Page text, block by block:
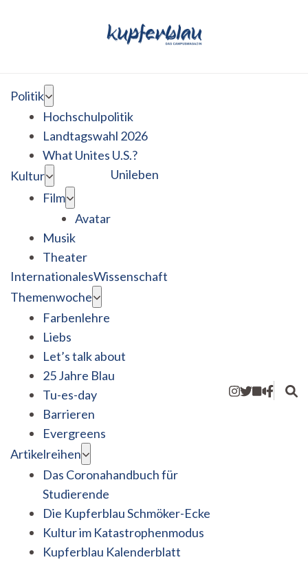
Politik
Hochschulpolitik
Landtagswahl 2026
What Unites U.S.?
Kultur
Film
Avatar
Musik
Theater
Unileben
InternationalesWissenschaft
Themenwoche
Farbenlehre
Liebs
Let’s talk about
25 Jahre Blau
Tu-es-day
Barrieren
Evergreens
Artikelreihen
Das Coronahandbuch für
Studierende
Die Kupferblau Schmöker-Ecke
Kultur im Katastrophenmodus
Kupferblau Kalenderblatt